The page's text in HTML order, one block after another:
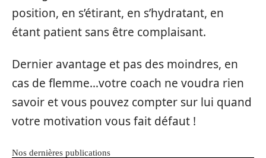
position, en s’étirant, en s’hydratant, en
étant patient sans être complaisant.
Dernier avantage et pas des moindres, en
cas de flemme…votre coach ne voudra rien
savoir et vous pouvez compter sur lui quand
votre motivation vous fait défaut !
Nos dernières publications